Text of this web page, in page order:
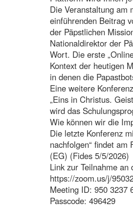
Die Veranstaltung am
einführenden Beitrag
der Päpstlichen
Nationaldirektor der
Wort. Die erste
Kontext der heutigen
in denen die
Eine weitere
„Eins in Christus.
wird das
Wie können wir die
Die letzte Konferenz
nachfolgen“ findet
(EG) (Fides 5/5/2026)
Link zur Teilnahme
https://zoom.us/j/
Meeting ID: 950 3237
Passcode: 496429